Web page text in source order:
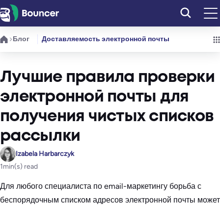
Перейти
к
содержимому
Блог Доставляемость электронной почты
Лучшие правила проверки
электронной почты для
получения чистых списков
рассылки
Izabela Harbarczyk
1min(s) read
Для любого специалиста по email-маркетингу борьба с
беспорядочным списком адресов электронной почты может